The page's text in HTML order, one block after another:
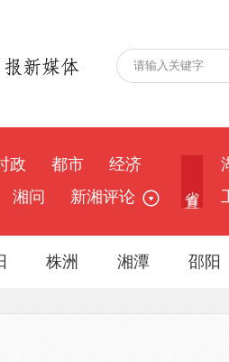
政 都市
经济
湘问 新湘评论
株洲 湘潭 邵阳